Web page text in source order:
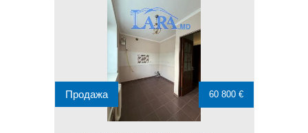
Продажа 60 800 €